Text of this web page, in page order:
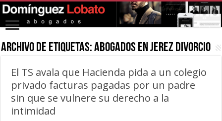
Archivo de Etiquetas:abogados en jerez divorcio
El TS avala que Hacienda pida a un colegio
privado facturas pagadas por un padre
sin que se vulnere su derecho a la
intimidad